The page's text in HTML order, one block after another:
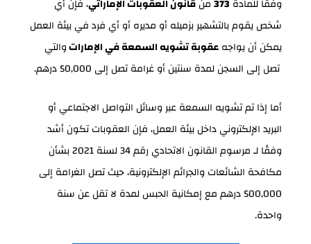
وفقًا للمادة 373منقانون العقوبات الإماراتي، فإن أي
شخص يقوم بالتشهير بزميله أو مديره أو أي فرد في بيئة العمل
يمكن أن يواجهعقوبة تشويه السمعة في الإماراتوالتي
تصل إلى السجن لمدة سنتين أو غرامة تصل إلى 50,000 درهم.
أما إذا تم تشويه السمعة عبر وسائل التواصل الاجتماعي أو
البريد الإلكتروني داخل بيئة العمل، فإن العقوبات تكون أشد
وفقًا لـ مرسوم القانون الاتحادي رقم 34 لسنة 2021 بشأن
مكافحة الشائعات والجرائم الإلكترونية، حيث تصل الغرامة إلى
500,000 درهم مع إمكانية الحبس لمدة لا تقل عن سنة
واحدة.